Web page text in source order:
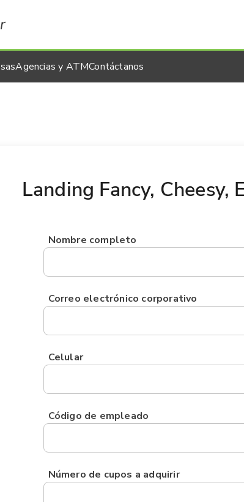
Agencias y ATMContáctanos
Landing Fancy, Cheesy,
Nombre completo
Correo electrónico corporativo
Celular
Código de empleado
Número de cupos a adquirir